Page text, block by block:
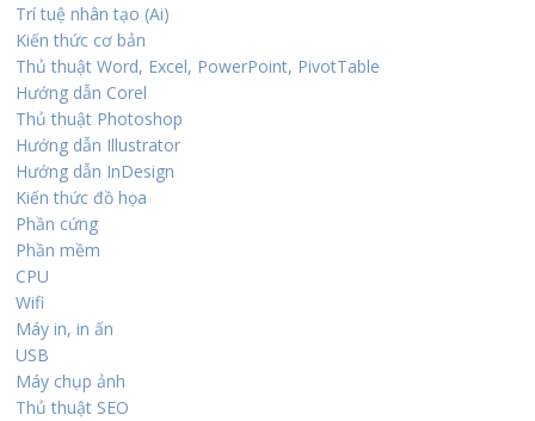
Trí tuệ nhân tạo (Ai)
Kiến thức cơ bản
Thủ thuật Word, Excel, PowerPoint, PivotTable
Hướng dẫn Corel
Thủ thuật Photoshop
Hướng dẫn Illustrator
Hướng dẫn InDesign
Kiến thức đồ họa
Phần cứng
Phần mềm
CPU
Wifi
Máy in, in ấn
USB
Máy chụp ảnh
Thủ thuật SEO